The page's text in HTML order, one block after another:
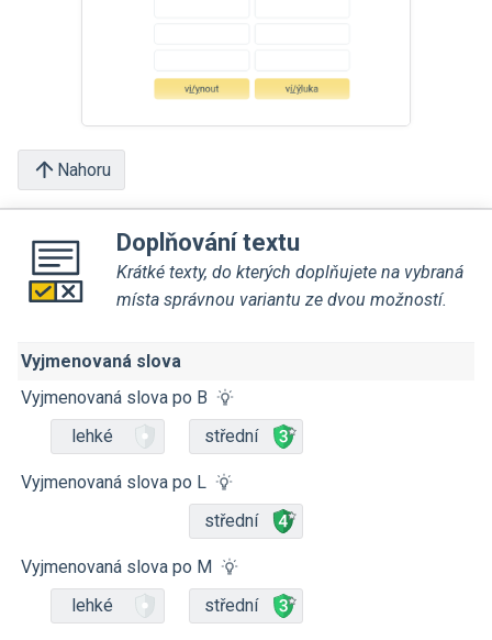
Nahoru
Doplňování textu
Krátké texty, do kterých doplňujete na vybraná
místa správnou variantu ze dvou možností.
Vyjmenovaná slova
Vyjmenovaná slova po B
lehké
střední
Vyjmenovaná slova po L
střední
Vyjmenovaná slova po M
lehké
střední